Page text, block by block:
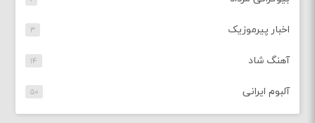
اخبار پیرموزیک ۳
آهنگ شاد ۱۴
آلبوم ایرانی ۵۰